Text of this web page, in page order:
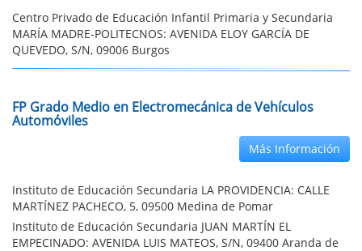
Centro Privado de Educación Infantil Primaria y Secundaria
MARÍA MADRE-POLITECNOS: AVENIDA ELOY GARCÍA DE
QUEVEDO, S/N, 09006 Burgos
FP Grado Medio en Electromecánica de Vehículos
Automóviles
Más Información
Instituto de Educación Secundaria LA PROVIDENCIA: CALLE
MARTÍNEZ PACHECO, 5, 09500 Medina de Pomar
Instituto de Educación Secundaria JUAN MARTÍN EL
EMPECINADO: AVENIDA LUIS MATEOS, S/N, 09400 Aranda de